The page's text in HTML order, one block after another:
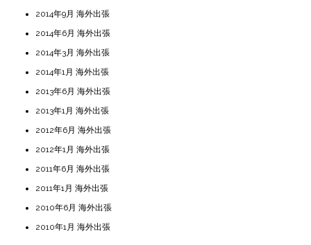
2014年9月 海外出張
2014年6月 海外出張
2014年3月 海外出張
2014年1月 海外出張
2013年6月 海外出張
2013年1月 海外出張
2012年6月 海外出張
2012年1月 海外出張
2011年6月 海外出張
2011年1月 海外出張
2010年6月 海外出張
2010年1月 海外出張